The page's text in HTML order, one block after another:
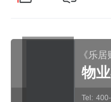
品已结束临床试
而在更早前的
万重组人胶原蛋
销权与独家开发
《乐居
物
Tel: